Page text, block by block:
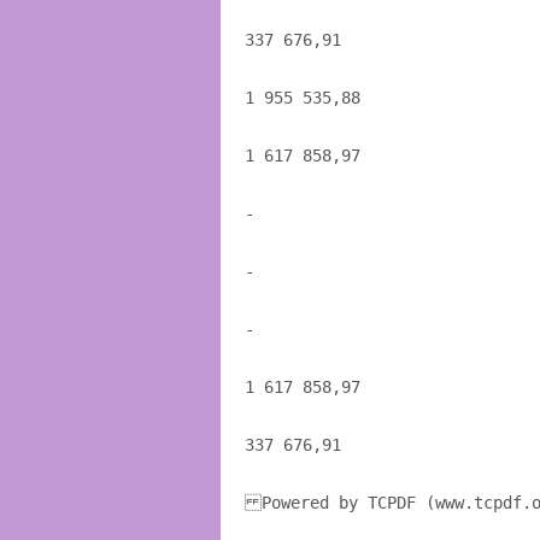
337 676,91
1 955 535,88
1 617 858,97
-
-
-
1 617 858,97
337 676,91
Powered by TCPDF